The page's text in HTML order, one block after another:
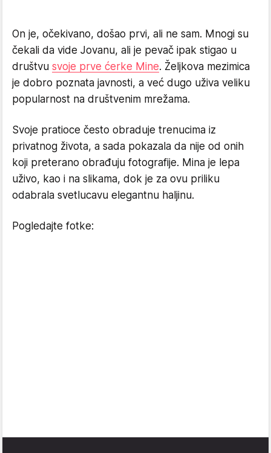
On je, očekivano, došao prvi, ali ne sam. Mnogi su
čekali da vide Jovanu, ali je pevač ipak stigao u
društvu svoje prve ćerke Mine. Željkova mezimica
je dobro poznata javnosti, a već dugo uživa veliku
popularnost na društvenim mrežama.
Svoje pratioce često obraduje trenucima iz
privatnog života, a sada pokazala da nije od onih
koji preterano obrađuju fotografije. Mina je lepa
uživo, kao i na slikama, dok je za ovu priliku
odabrala svetlucavu elegantnu haljinu.
Pogledajte fotke: